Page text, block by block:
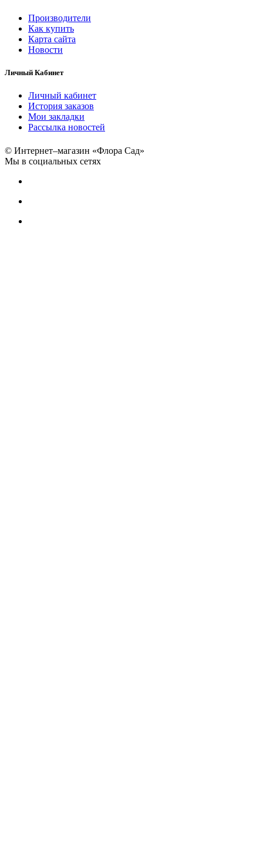
Производители
Как купить
Карта сайта
Новости
Личный Кабинет
Личный кабинет
История заказов
Мои закладки
Рассылка новостей
© Интернет–магазин «Флора Сад»
Мы в социальных сетях